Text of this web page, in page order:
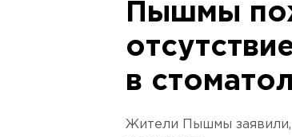
Пышмы
в
Жители Пышмы заявили,